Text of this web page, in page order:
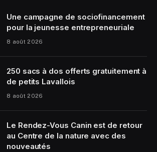
Une campagne de sociofinancement
pour la jeunesse entrepreneuriale
8 août 2026
250 sacs à dos offerts gratuitement à
de petits Lavallois
8 août 2026
Le Rendez-Vous Canin est de retour
au Centre de la nature avec des
nouveautés